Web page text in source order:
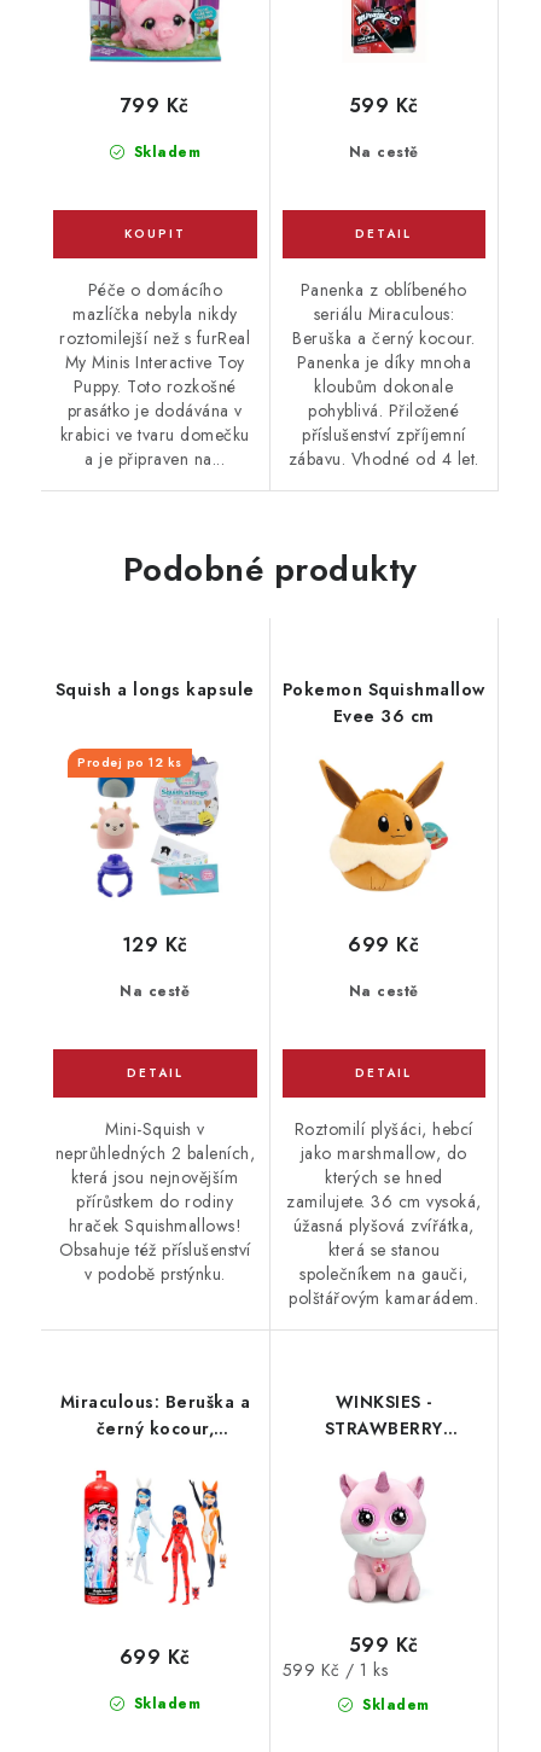
Skladem
799 Kč
Péče o domácího
mazlíčka nebyla nikdy
roztomilejší než s furReal
My Minis Interactive Toy
Puppy. Toto rozkošné
prasátko je dodávána v
krabici ve tvaru domečku
a je připraven na...
Na cestě
599 Kč
Panenka z oblíbeného
seriálu Miraculous:
Beruška a černý kocour.
Panenka je díky mnoha
kloubům dokonale
pohyblivá. Přiložené
příslušenství zpříjemní
zábavu. Vhodné od 4 let.
Podobné produkty
Squish a longs kapsule
Prodej po 12 ks
Na cestě
129 Kč
Mini-Squish v
neprůhledných 2 baleních,
která jsou nejnovějším
přírůstkem do rodiny
hraček Squishmallows!
Obsahuje též příslušenství
v podobě prstýnku.
Pokemon Squishmallow
Evee 36 cm
Na cestě
699 Kč
Roztomilí plyšáci, hebcí
jako marshmallow, do
kterých se hned
zamilujete. 36 cm vysoká,
úžasná plyšová zvířátka,
která se stanou
společníkem na gauči,
polštářovým kamarádem.
Miraculous: Beruška a
černý kocour,
Marinette, Panenka
Skladem
699 Kč
WINKSIES -
STRAWBERRY
Skladem
599 Kč
Měrná
599 Kč / 1 ks